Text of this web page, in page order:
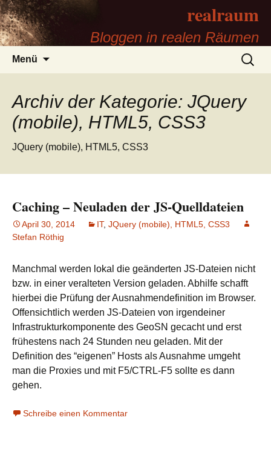
realraum
Bloggen in realen Räumen
Menü
Suchen
nach:
Archiv der Kategorie: JQuery
(mobile), HTML5, CSS3
JQuery (mobile), HTML5, CSS3
Caching – Neuladen der JS-Quelldateien
April 30, 2014 IT, JQuery (mobile), HTML5, CSS3
Stefan Röthig
Manchmal werden lokal die geänderten JS-Dateien nicht
bzw. in einer veralteten Version geladen. Abhilfe schafft
hierbei die Prüfung der Ausnahmendefinition im Browser.
Offensichtlich werden JS-Dateien von irgendeiner
Infrastrukturkomponente des GeoSN gecacht und erst
frühestens nach 24 Stunden neu geladen. Mit der
Definition des “eigenen” Hosts als Ausnahme umgeht
man die Proxies und mit F5/CTRL-F5 sollte es dann
gehen.
Schreibe einen Kommentar